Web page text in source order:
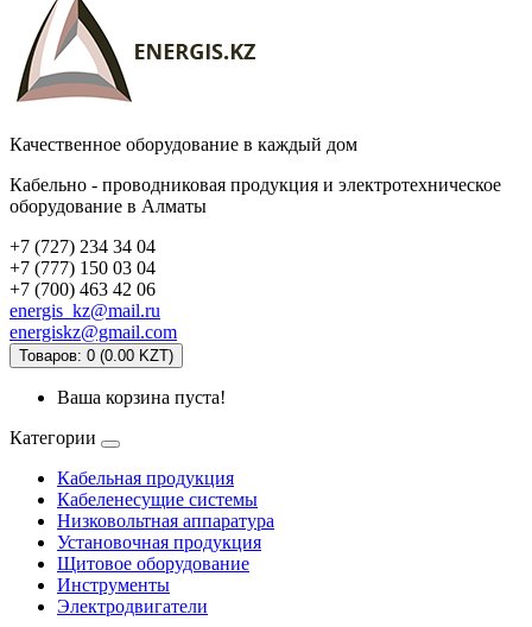
Качественное оборудование в каждый дом
Кабельно - проводниковая продукция и электротехническое
оборудование в Алматы
+7 (727) 234 34 04
+7 (777) 150 03 04
+7 (700) 463 42 06
energis_kz@mail.ru
energiskz@gmail.com
Товаров: 0 (0.00 KZT)
Ваша корзина пуста!
Категории
Кабельная продукция
Кабеленесущие системы
Низковольтная аппаратура
Установочная продукция
Щитовое оборудование
Инструменты
Электродвигатели